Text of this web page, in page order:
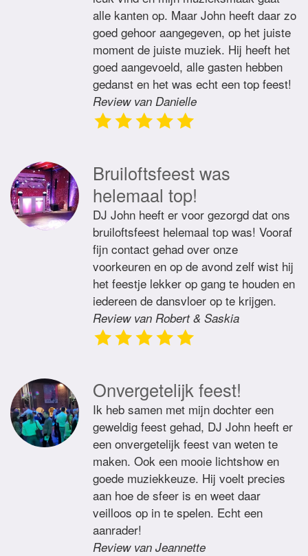
alle kanten op. Maar John heeft daar zo
goed gehoor aangegeven, op het juiste
moment de juiste muziek. Hij heeft het
goed aangevoeld, alle gasten hebben
gedanst en het was echt een top feest!
Review van Danielle
Bruiloftsfeest was
helemaal top!
DJ John heeft er voor gezorgd dat ons
bruiloftsfeest helemaal top was! Vooraf
fijn contact gehad over onze
voorkeuren en op de avond zelf wist hij
het feestje lekker op gang te houden en
iedereen de dansvloer op te krijgen.
Review van Robert & Saskia
Onvergetelijk feest!
Ik heb samen met mijn dochter een
geweldig feest gehad, DJ John heeft er
een onvergetelijk feest van weten te
maken. Ook een mooie lichtshow en
goede muziekkeuze. Hij voelt precies
aan hoe de sfeer is en weet daar
veilloos op in te spelen. Echt een
aanrader!
Review van Jeannette